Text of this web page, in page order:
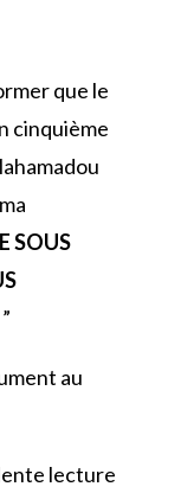
que le
cinquième
SOUS
”
au
lecture